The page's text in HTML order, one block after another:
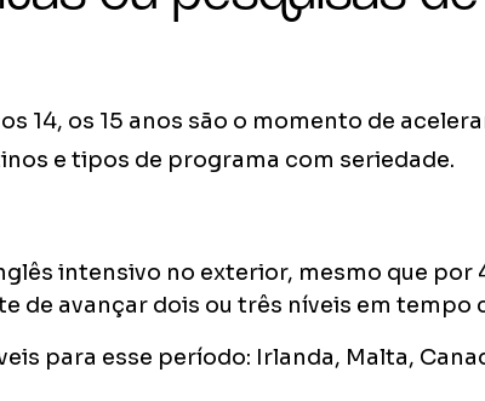
14, os 15 anos são o momento de
e tipos de programa com seriedade.
intensivo no exterior, mesmo que por
de avançar dois ou três níveis em tempo
para esse período: Irlanda, Malta,